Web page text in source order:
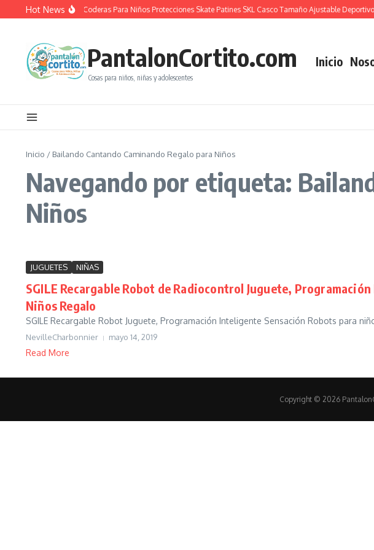
Saltar al contenido
Hot News
Casco Rodilleras y Coderas Para Niños Protecciones Skate Patines SKL Casco Tamaño Ajustable
PantalonCortito.com
Cosas para niños, niñas y adolescentes
Inicio
Inicio / Bailando Cantando Caminando Regalo para Niños
Navegando por etiqueta:
Niños
JUGUETES NIÑAS
SGILE Recargable Robot de Radiocontrol Juguete,
Niños Regalo
SGILE Recargable Robot Juguete, Programación Inteligente Sensación Robots para
NevilleCharbonnier mayo 14, 2019
Read More
Copyright © 2026